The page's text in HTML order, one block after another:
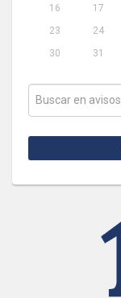
16
17
23
24
30
31